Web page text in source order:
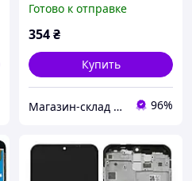
Распродажа (белый с
рамкой)
Готово к отправке
354₴
Купить
Магазин-склад "Mobile 112" - запчасти для телефонов и планшетов. Доставка по Украине 96%